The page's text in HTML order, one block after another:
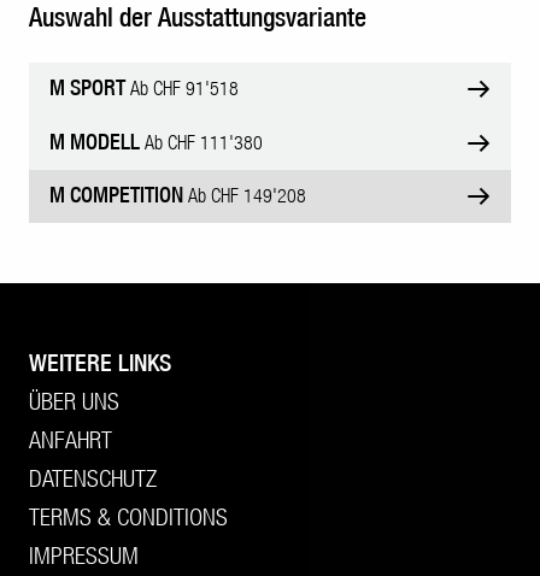
Auswahl der Ausstattungsvariante
M SPORTAb CHF 91'518
M MODELL Ab CHF 111'380
M COMPETITION Ab CHF 149'208
WEITERE LINKS
ÜBER UNS
ANFAHRT
DATENSCHUTZ
TERMS & CONDITIONS
IMPRESSUM